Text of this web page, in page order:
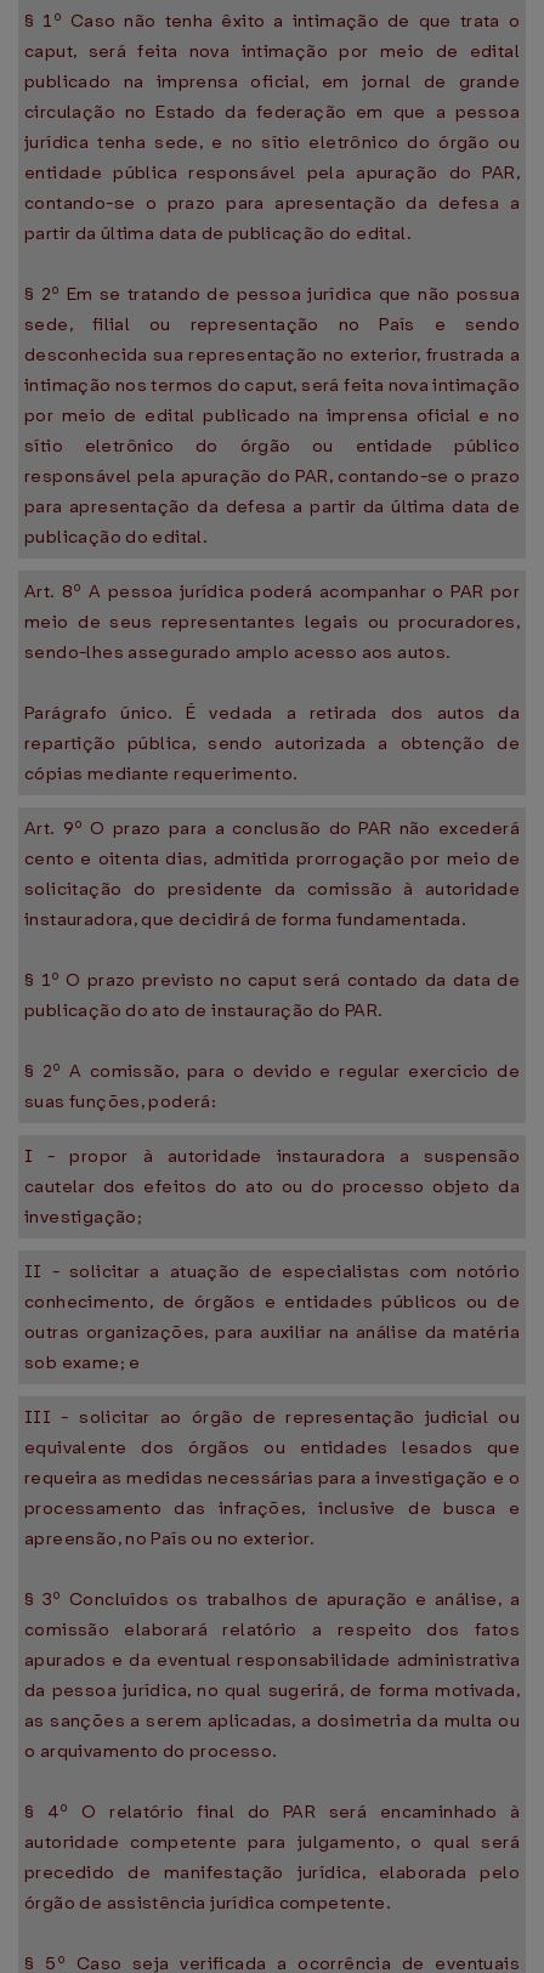
§ 1º Caso não tenha êxito a intimação de que trata o
caput, será feita nova intimação por meio de edital
publicado na imprensa oficial, em jornal de grande
circulação no Estado da federação em que a pessoa
jurídica tenha sede, e no sítio eletrônico do órgão ou
entidade pública responsável pela apuração do PAR,
contando-se o prazo para apresentação da defesa a
partir da última data de publicação do edital.
§ 2º Em se tratando de pessoa jurídica que não possua
sede, filial ou representação no País e sendo
desconhecida sua representação no exterior, frustrada a
intimação nos termos do caput, será feita nova intimação
por meio de edital publicado na imprensa oficial e no
sítio eletrônico do órgão ou entidade público
responsável pela apuração do PAR, contando-se o prazo
para apresentação da defesa a partir da última data de
publicação do edital.
Art. 8º A pessoa jurídica poderá acompanhar o PAR por
meio de seus representantes legais ou procuradores,
sendo-lhes assegurado amplo acesso aos autos.
Parágrafo único. É vedada a retirada dos autos da
repartição pública, sendo autorizada a obtenção de
cópias mediante requerimento.
Art. 9º O prazo para a conclusão do PAR não excederá
cento e oitenta dias, admitida prorrogação por meio de
solicitação do presidente da comissão à autoridade
instauradora, que decidirá de forma fundamentada.
§ 1º O prazo previsto no caput será contado da data de
publicação do ato de instauração do PAR.
§ 2º A comissão, para o devido e regular exercício de
suas funções, poderá:
I - propor à autoridade instauradora a suspensão
cautelar dos efeitos do ato ou do processo objeto da
investigação;
II - solicitar a atuação de especialistas com notório
conhecimento, de órgãos e entidades públicos ou de
outras organizações, para auxiliar na análise da matéria
sob exame; e
III - solicitar ao órgão de representação judicial ou
equivalente dos órgãos ou entidades lesados que
requeira as medidas necessárias para a investigação e o
processamento das infrações, inclusive de busca e
apreensão, no País ou no exterior.
§ 3º Concluídos os trabalhos de apuração e análise, a
comissão elaborará relatório a respeito dos fatos
apurados e da eventual responsabilidade administrativa
da pessoa jurídica, no qual sugerirá, de forma motivada,
as sanções a serem aplicadas, a dosimetria da multa ou
o arquivamento do processo.
§ 4º O relatório final do PAR será encaminhado à
autoridade competente para julgamento, o qual será
precedido de manifestação jurídica, elaborada pelo
órgão de assistência jurídica competente.
§ 5º Caso seja verificada a ocorrência de eventuais